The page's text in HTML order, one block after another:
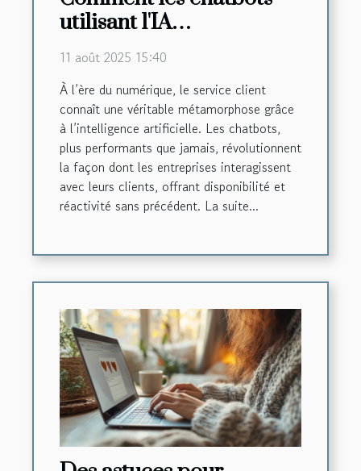
utilisant l'IA
transforment-ils le
service client ?
11 août 2025 15:40
À l’ère du numérique, le service client
connaît une véritable métamorphose grâce
à l’intelligence artificielle. Les chatbots,
plus performants que jamais, révolutionnent
la façon dont les entreprises interagissent
avec leurs clients, offrant disponibilité et
réactivité sans précédent. La suite...